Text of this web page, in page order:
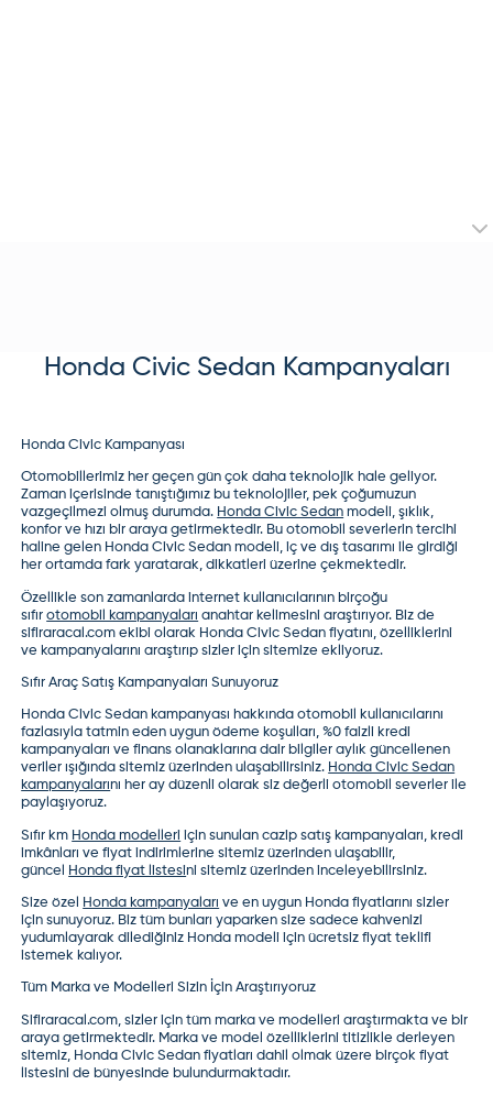
Honda Civic Sedan Kampanyaları
Honda Civic Kampanyası
Otomobillerimiz her geçen gün çok daha teknolojik hale geliyor.
Zaman içerisinde tanıştığımız bu teknolojiler, pek çoğumuzun
vazgeçilmezi olmuş durumda. Honda Civic Sedan modeli, şıklık,
konfor ve hızı bir araya getirmektedir. Bu otomobil severlerin tercihi
haline gelen Honda Civic Sedan modeli, iç ve dış tasarımı ile girdiği
her ortamda fark yaratarak, dikkatleri üzerine çekmektedir.
Özellikle son zamanlarda internet kullanıcılarının birçoğu
sıfırotomobil kampanyaları anahtar kelimesini araştırıyor. Biz de
sifiraracal.com ekibi olarak Honda Civic Sedan fiyatını, özelliklerini
ve kampanyalarını araştırıp sizler için sitemize ekliyoruz.
Sıfır Araç Satış Kampanyaları Sunuyoruz
Honda Civic Sedan kampanyası hakkında otomobil kullanıcılarını
fazlasıyla tatmin eden uygun ödeme koşulları, %0 faizli kredi
kampanyaları ve finans olanaklarına dair bilgiler aylık güncellenen
veriler ışığında sitemiz üzerinden ulaşabilirsiniz. Honda Civic Sedan
kampanyalarını her ay düzenli olarak siz değerli otomobil severler ile
paylaşıyoruz.
Sıfır km Honda modelleri
için sunulan cazip satış kampanyaları, kredi
imkânları ve fiyat indirimlerine sitemiz üzerinden ulaşabilir,
güncel
Honda fiyat listesini sitemiz üzerinden inceleyebilirsiniz.
Size özel Honda kampanyaları ve en uygun Honda fiyatlarını sizler
için sunuyoruz. Biz tüm bunları yaparken size sadece kahvenizi
yudumlayarak dilediğiniz Honda modeli için ücretsiz fiyat teklifi
istemek kalıyor.
Tüm Marka ve Modelleri Sizin İçin Araştırıyoruz
Sifiraracal.com, sizler için tüm marka ve modelleri araştırmakta ve bir
araya getirmektedir. Marka ve model özelliklerini titizlikle derleyen
sitemiz, Honda Civic Sedan fiyatları dahil olmak üzere birçok fiyat
listesini de bünyesinde bulundurmaktadır.